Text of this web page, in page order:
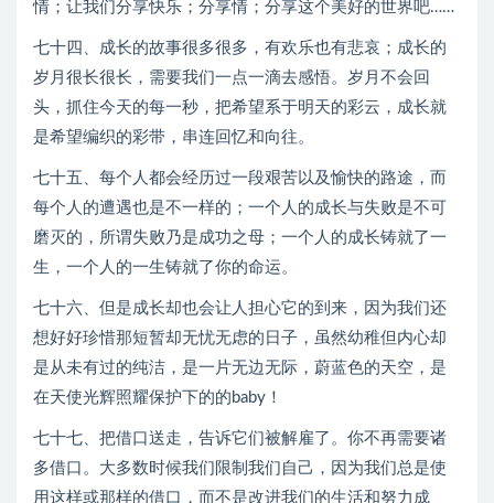
情；让我们分享快乐；分享情；分享这个美好的世界吧……
七十四、成长的故事很多很多，有欢乐也有悲哀；成长的
岁月很长很长，需要我们一点一滴去感悟。岁月不会回
头，抓住今天的每一秒，把希望系于明天的彩云，成长就
是希望编织的彩带，串连回忆和向往。
七十五、每个人都会经历过一段艰苦以及愉快的路途，而
每个人的遭遇也是不一样的；一个人的成长与失败是不可
磨灭的，所谓失败乃是成功之母；一个人的成长铸就了一
生，一个人的一生铸就了你的命运。
七十六、但是成长却也会让人担心它的到来，因为我们还
想好好珍惜那短暂却无忧无虑的日子，虽然幼稚但内心却
是从未有过的纯洁，是一片无边无际，蔚蓝色的天空，是
在天使光辉照耀保护下的的baby！
七十七、把借口送走，告诉它们被解雇了。你不再需要诸
多借口。大多数时候我们限制我们自己，因为我们总是使
用这样或那样的借口，而不是改进我们的生活和努力成